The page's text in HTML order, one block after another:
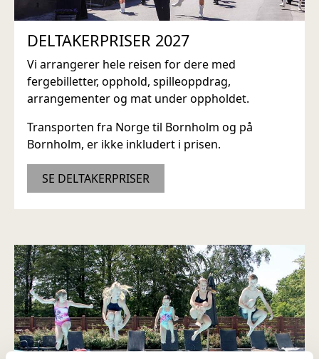
DELTAKERPRISER 2027
Vi arrangerer hele reisen for dere med
fergebilletter, opphold, spilleoppdrag,
arrangementer og mat under oppholdet.
Transporten fra Norge til Bornholm og på
Bornholm, er ikke inkludert i prisen.
SE DELTAKERPRISER